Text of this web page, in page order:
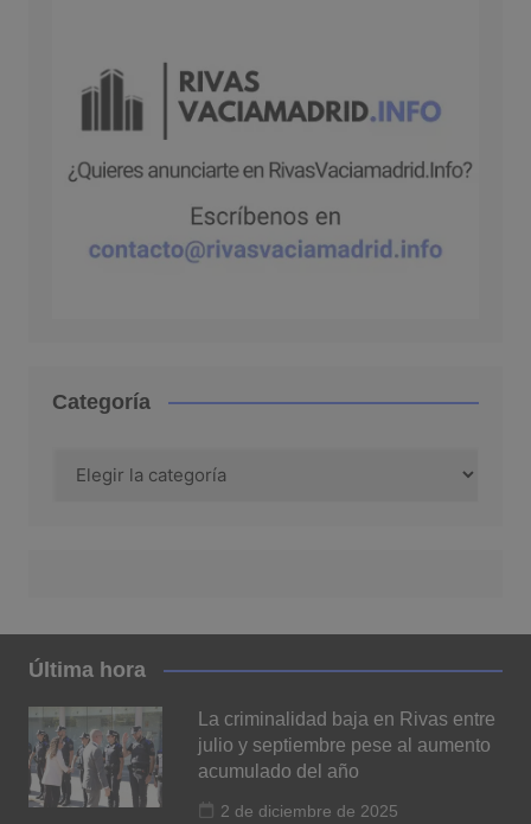
Categoría
Última hora
La criminalidad baja en Rivas entre
julio y septiembre pese al aumento
acumulado del año
2 de diciembre de 2025